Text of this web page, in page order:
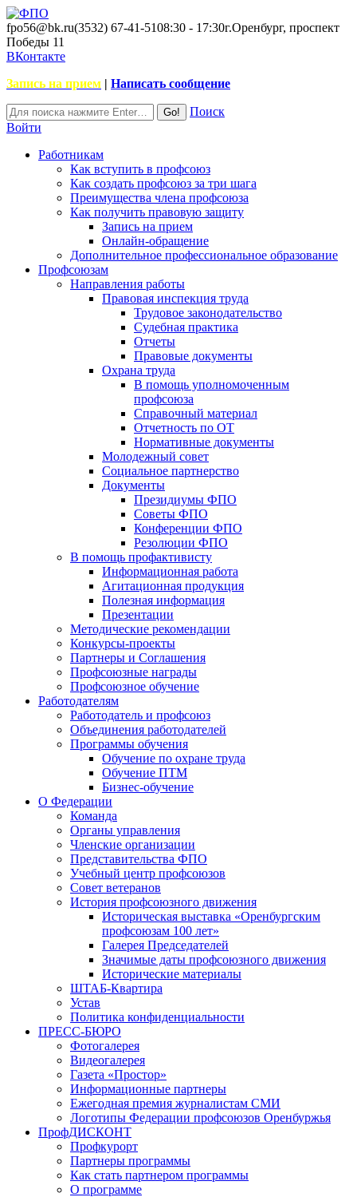
fpo56@bk.ru(3532) 67-41-5108:30 - 17:30г.Оренбург, проспект
Победы 11
ВКонтакте
Запись на прием | Написать сообщение
Поиск
Войти
Работникам
Как вступить в профсоюз
Как создать профсоюз за три шага
Преимущества члена профсоюза
Как получить правовую защиту
Запись на прием
Онлайн-обращение
Дополнительное профессиональное образование
Профсоюзам
Направления работы
Правовая инспекция труда
Трудовое законодательство
Судебная практика
Отчеты
Правовые документы
Охрана труда
В помощь уполномоченным
профсоюза
Справочный материал
Отчетность по ОТ
Нормативные документы
Молодежный совет
Социальное партнерство
Документы
Президиумы ФПО
Советы ФПО
Конференции ФПО
Резолюции ФПО
В помощь профактивисту
Информационная работа
Агитационная продукция
Полезная информация
Презентации
Методические рекомендации
Конкурсы-проекты
Партнеры и Соглашения
Профсоюзные награды
Профсоюзное обучение
Работодателям
Работодатель и профсоюз
Объединения работодателей
Программы обучения
Обучение по охране труда
Обучение ПТМ
Бизнес-обучение
О Федерации
Команда
Органы управления
Членские организации
Представительства ФПО
Учебный центр профсоюзов
Совет ветеранов
История профсоюзного движения
Историческая выставка «Оренбургским
профсоюзам 100 лет»
Галерея Председателей
Значимые даты профсоюзного движения
Исторические материалы
ШТАБ-Квартира
Устав
Политика конфиденциальности
ПРЕСС-БЮРО
Фотогалерея
Видеогалерея
Газета «Простор»
Информационные партнеры
Ежегодная премия журналистам СМИ
Логотипы Федерации профсоюзов Оренбуржья
ПрофДИСКОНТ
Профкурорт
Партнеры программы
Как стать партнером программы
О программе